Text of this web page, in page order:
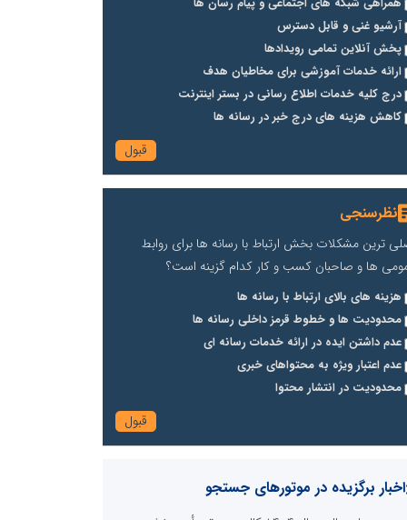
آرشیو غنی و قابل دسترس
پخش آنلاین تمامی رویدادها
ارائه خدمات آموزشی برای مخاطیان هدف
درج کلیه خدمات اطلاع رسانی در بستر اینترنت
کاهش هزینه های درج خبر در رسانه ها
نظرسنجی
ترین مشکلات بخش ارتباط با رسانه ها برای روابط
ها و صاحبان کسب و کار کدام گزینه است؟
هزینه های بالای ارتباط با رسانه ها
محدودیت ها و خطوط قرمز داخلی رسانه ها
عدم داشتن ایده در ارائه خدمات رسانه ای
عدم اعتبار ویژه به محتواهای خبری
محدودیت در انتشار محتوا
اخبار برگزیده در موتورهای جستجو